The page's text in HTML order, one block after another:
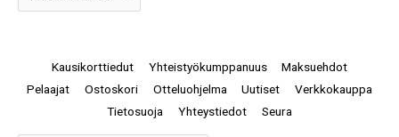
Kausikorttiedut Yhteistyökumppanuus
Maksuehdot
Pelaajat
Ostoskori Otteluohjelma Uutiset
Verkkokauppa
Tietosuoja
Yhteystiedot Seura